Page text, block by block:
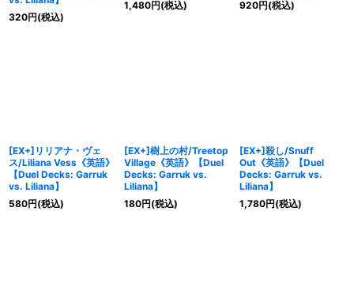
320円(税込)
1,480円(税込)
920円(税込)
[EX+]リリアナ・ヴェ
ス/Liliana Vess《英語》
【Duel Decks: Garruk
vs. Liliana】
580円(税込)
[EX+]樹上の村/Treetop
Village《英語》【Duel
Decks: Garruk vs.
Liliana】
180円(税込)
[EX+]殺し/Snuff
Out《英語》【Duel
Decks: Garruk vs.
Liliana】
1,780円(税込)